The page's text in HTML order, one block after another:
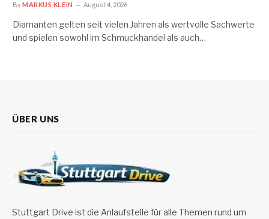
ByMARKUS KLEIN August 4, 2026
Diamanten gelten seit vielen Jahren als wertvolle Sachwerte
und spielen sowohl im Schmuckhandel als auch…
ÜBER UNS
Stuttgart Drive ist die Anlaufstelle für alle Themen rund um